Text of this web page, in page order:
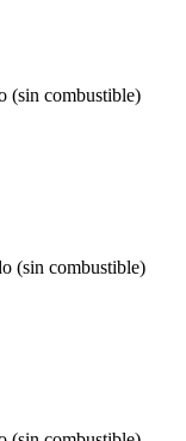
(sin combustible)
(sin combustible)